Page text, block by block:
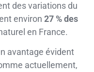
des variations du
environ 27 % des
en France.
avantage évident
actuellement,